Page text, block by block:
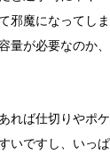
邪魔になってしま
量が必要なのか
れば仕切りやポ
いですし、いっ